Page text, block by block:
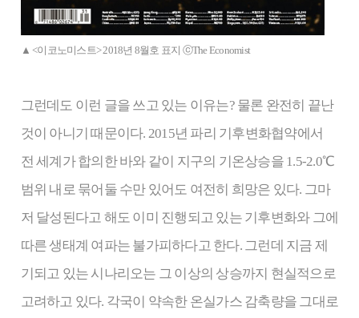
▲ <이코노미스트> 2018년 8월호 표지 ⓒThe Economist
그런데도 이런 글을 쓰고 있는 이유는? 물론 완전히 끝난
것이 아니기 때문이다. 2015년 파리 기후변화협약에서
전 세계가 합의한 바와 같이 지구의 기온상승을 1.5-2.0℃
범위 내로 묶어둘 수만 있어도 여전히 희망은 있다. 그마
저 달성된다고 해도 이미 진행되고 있는 기후변화와 그에
따른 생태계 여파는 불가피하다고 한다. 그런데 지금 제
기되고 있는 시나리오는 그 이상의 상승까지 현실적으로
고려하고 있다. 각국이 약속한 온실가스 감축량을 그대로